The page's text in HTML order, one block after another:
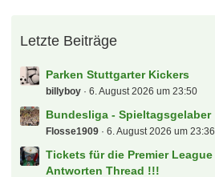
Letzte Beiträge
Parken Stuttgarter Kickers
billyboy 6. August 2026 um 23:50
Bundesliga - Spieltagsgelaber
Flosse1909 6. August 2026 um 23:36
Tickets für die Premier League
Antworten Thread !!!